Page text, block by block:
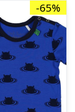
-65%